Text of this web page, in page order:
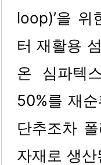
loop)’을 위
터 재활용
온 심파텍
50%를 재
단추조차
자재로 생